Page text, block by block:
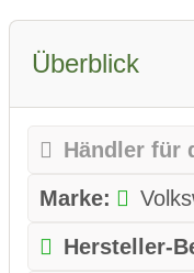
Überblick
Händler für
Marke:
Hersteller-